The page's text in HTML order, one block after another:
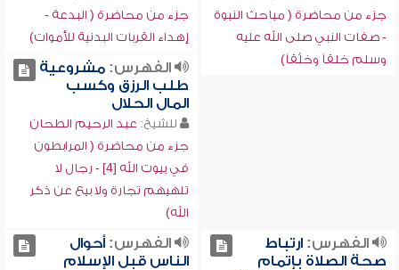
جزء من محاضرة ( مباحث النبوة
- صفات النبي صلى الله عليه
وسلم خلقاً وخلُقاً)
جزء من محاضرة ( البدعة -
إهداء القربات البدنية للأموات)
الفهرس:مشروعية
طلب الرزق وكسب
المال الحلال
للشيخ: عبد الرحيم الطحان
جزء من محاضرة ( المرابطون
في بيوت الله [4] - رجال لا
تلهيهم تجارة ولا بيع عن ذكر
الله)
الفهرس:ارتباط
صحة الصلاة بإتمام
الفهرس:أحوال
الناس قبل الإسلام